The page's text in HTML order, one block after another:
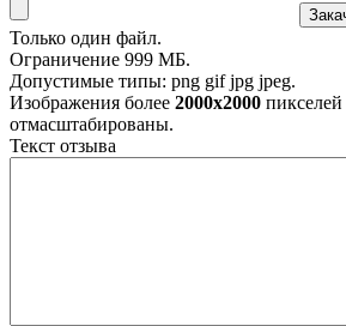
Только один файл.
Ограничение 999 МБ.
Допустимые типы: png gif jpg jpeg.
Изображения более 2000x2000 пикселей
отмаcштабированы.
Текст отзыва